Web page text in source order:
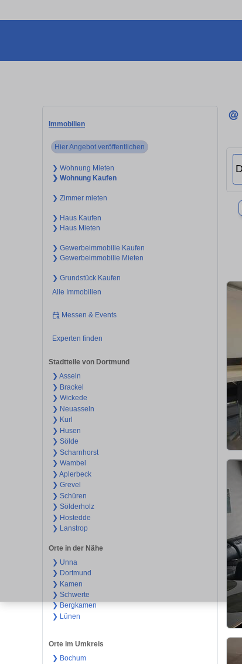
Immobilien
Hier Angebot veröffentlichen
❯ Wohnung Mieten
❯ Wohnung Kaufen
❯ Zimmer mieten
❯ Haus Kaufen
❯ Haus Mieten
❯ Gewerbeimmobilie Kaufen
❯ Gewerbeimmobilie Mieten
❯ Grundstück Kaufen
Alle Immobilien
Messen & Events
Experten finden
Stadtteile von Dortmund
❯ Asseln
❯ Brackel
❯ Wickede
❯ Neuasseln
❯ Kurl
❯ Husen
❯ Sölde
❯ Scharnhorst
❯ Wambel
❯ Aplerbeck
❯ Grevel
❯ Schüren
❯ Sölderholz
❯ Hostedde
❯ Lanstrop
Orte in der Nähe
❯ Unna
❯ Dortmund
❯ Kamen
❯ Schwerte
❯ Bergkamen
❯ Lünen
Orte im Umkreis
❯ Bochum